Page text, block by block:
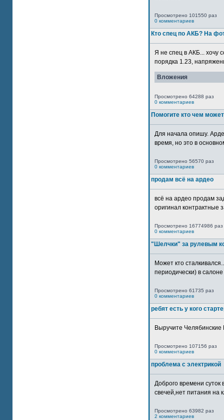
Просмотрено 101550 раз
0 комментариев
Кто спец по АКБ? На
Я не спец в АКБ... хочу
порядка 1.23,
Вложения
Просмотрено 64288 раз
0 комментариев
Помогите кто чем может
Для начала опишу.
время, но это в
Просмотрено 56570 раз
0 комментариев
продам всё на ардео
всё на ардео продам
оригинал контрактные
Просмотрено 16774986 раз
0 комментариев
"Шелчки" за рулевым
Может кто
периодически) в
Просмотрено 61735 раз
0 комментариев
ребят есть у кого
Выручите
Просмотрено 107156 раз
0 комментариев
проблема с электрикой
Доброго времени суток
свечей,нет питания на
Просмотрено 63982 раз
2 комментариев